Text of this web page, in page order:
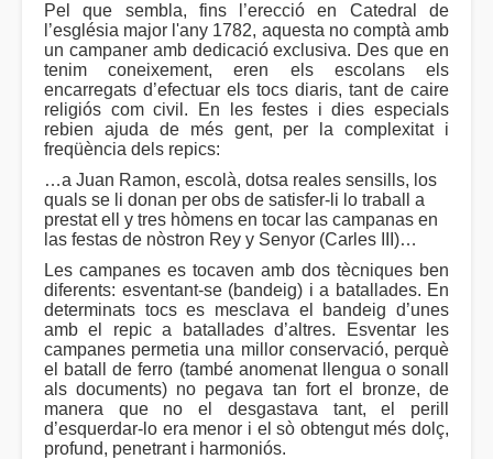
Pel que sembla, fins l’erecció en Catedral de
l’església major l'any 1782, aquesta no comptà amb
un campaner amb dedicació exclusiva. Des que en
tenim coneixement, eren els escolans els
encarregats d’efectuar els tocs diaris, tant de caire
religiós com civil. En les festes i dies especials
rebien ajuda de més gent, per la complexitat i
freqüència dels repics:
…a Juan Ramon, escolà, dotsa reales sensills, los
quals se li donan per obs de satisfer-li lo traball a
prestat ell y tres hòmens en tocar las campanas en
las festas de nòstron Rey y Senyor (Carles III)…
Les campanes es tocaven amb dos tècniques ben
diferents: esventant-se (bandeig) i a batallades. En
determinats tocs es mesclava el bandeig d’unes
amb el repic a batallades d’altres. Esventar les
campanes permetia una millor conservació, perquè
el batall de ferro (també anomenat llengua o sonall
als documents) no pegava tan fort el bronze, de
manera que no el desgastava tant, el perill
d’esquerdar-lo era menor i el sò obtengut més dolç,
profund, penetrant i harmoniós.